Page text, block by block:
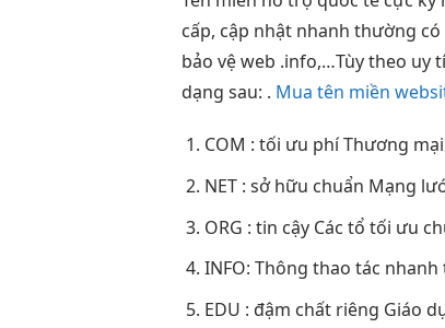
cấp, cập nhật nhanh thường có
bảo vệ web .info,…Tùy theo uy
dạng sau: . Mua tên miền
COM : tối ưu phíThương
NET : sở hữu chuẩn Mạng
ORG : tin cậyCác tổ tối ưu
INFO: Thông thao tác nhanh
EDU : đậm chất riêng Giáo